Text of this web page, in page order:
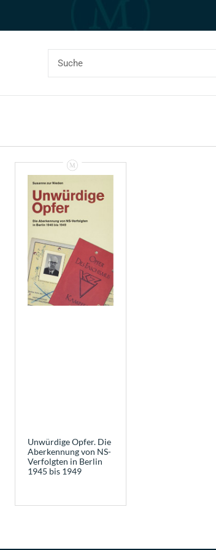
Unwürdige Opfer. Die
Aberkennung von NS-
Verfolgten in Berlin
1945 bis 1949